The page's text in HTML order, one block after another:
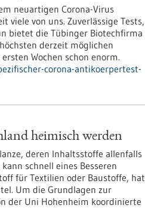
neuartigen Corona-Virus
viele von uns. Zuverlässige Tests,
bietet die Tübinger Biotechfirma
derzeit möglichen
Wochen schon enorm.
corona-antikoerpertest-
heimisch werden
deren Inhaltsstoffe allenfalls
schnell eines Besseren
für Textilien oder Baustoffe, hat
Um die Grundlagen zur
der Uni Hohenheim koordinierte